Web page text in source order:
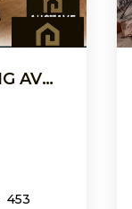
APPARTEMENT DE STANDING AVEC ASCENSEUR ET CLIMATISATION-...
453